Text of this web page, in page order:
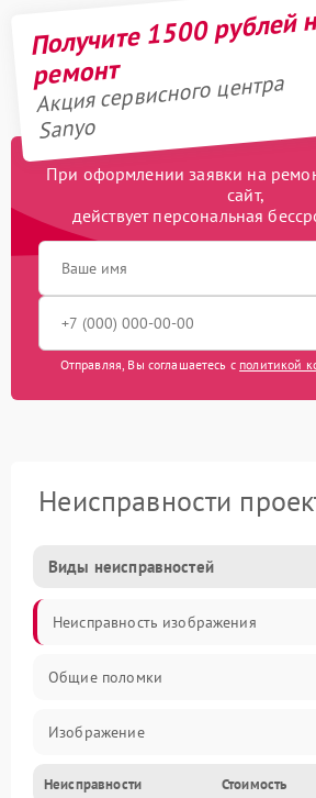
Получите 1500 рублей
ремонт
Акция сервисного центра
Sanyo
При оформлении заявки на
сайт,
действует персональная
Отправляя, Вы соглашаетесь с политикой
Неисправности
Виды неисправностей
Неисправность изображения
Общие поломки
Изображение
Лампа подсветки
Неисправности Стоимость